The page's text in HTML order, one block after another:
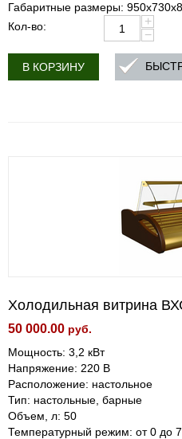
Габаритные размеры:
Кол-во:
+
−
В КОРЗИНУ
Холодильная витрина
50 000.00 руб.
Мощность: 3,2 кВт
Напряжение: 220 В
Расположение: настольное
Тип: настольные, барные
Объем, л: 50
Температурный режим: от 0 до